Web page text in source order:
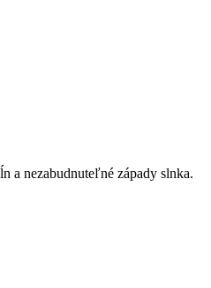
a nezabudnuteľné západy slnka.